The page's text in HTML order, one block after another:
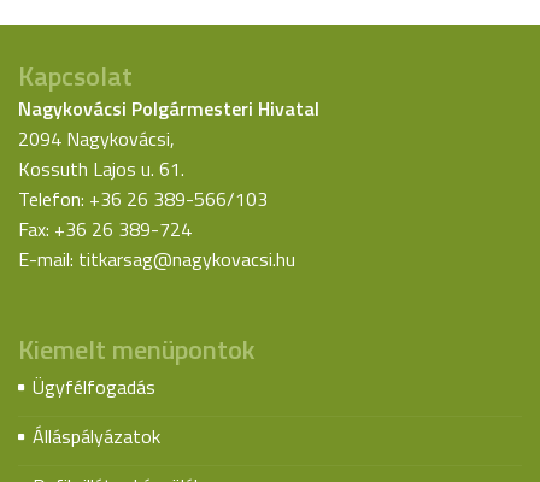
Kapcsolat
Nagykovácsi Polgármesteri Hivatal
2094 Nagykovácsi,
Kossuth Lajos u. 61.
Telefon: +36 26 389-566/103
Fax: +36 26 389-724
E-mail: titkarsag@nagykovacsi.hu
Kiemelt menüpontok
Ügyfélfogadás
Álláspályázatok